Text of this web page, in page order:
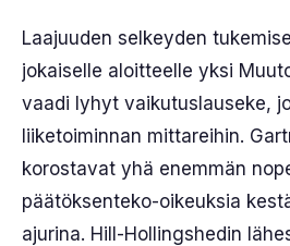
Laajuuden selkeyden
jokaiselle aloitteelle yksi
vaadi lyhyt vaikutuslauseke,
liiketoiminnan mittareihin.
korostavat yhä enemmän
päätöksenteko-oikeuksia
ajurina. Hill-Hollingshedin